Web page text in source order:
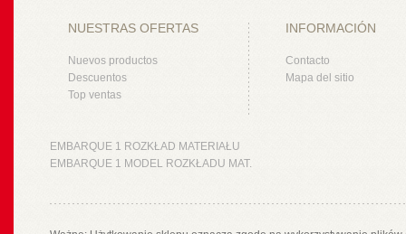
NUESTRAS OFERTAS
Nuevos productos
Descuentos
Top ventas
INFORMACIÓN
Contacto
Mapa del sitio
EMBARQUE 1 ROZKŁAD MATERIAŁU
EMBARQUE 1 MODEL ROZKŁADU MAT.